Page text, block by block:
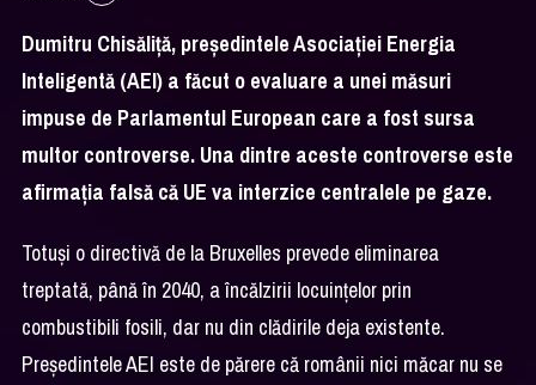
Dumitru Chisăliță, președintele Asociației Energia
Inteligentă (AEI) a făcut o evaluare a unei măsuri
impuse de Parlamentul European care a fost sursa
multor controverse. Una dintre aceste controverse este
afirmația falsă că UE va interzice centralele pe gaze.
Totuși o directivă de la Bruxelles prevede eliminarea
treptată, până în 2040, a încălzirii locuințelor prin
combustibili fosili, dar nu din clădirile deja existente.
Președintele AEI este de părere că românii nici măcar nu se